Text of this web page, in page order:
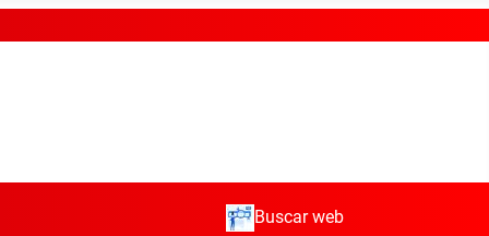
Buscar web